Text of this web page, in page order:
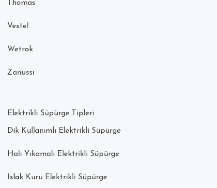
Thomas
Vestel
Wetrok
Zanussi
Elektrikli Süpürge Tipleri
Dik Kullanımlı Elektrikli Süpürge
Halı Yıkamalı Elektrikli Süpürge
Islak Kuru Elektrikli Süpürge